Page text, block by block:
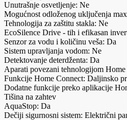
Unutrašnje osvetljenje: Ne
Mogućnost odloženog uključenja
Tehnologija za zaštitu stakla: Ne
EcoSilence Drive - tih i efikasan
Senzor za vodu i količinu veša: Da
Sistem upravljanja vodom: Ne
Detektovanje deterdženta: Da
Aparati povezani tehnologijom
Funkcije Home Connect: Daljinsko
Dodatne funkcije preko aplikacije
Tišina na zahtev
AquaStop: Da
Dečiji sigurnosni sistem: Električni